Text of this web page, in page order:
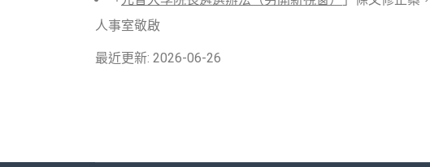
人事室敬啟
最近更新: 2026-06-26